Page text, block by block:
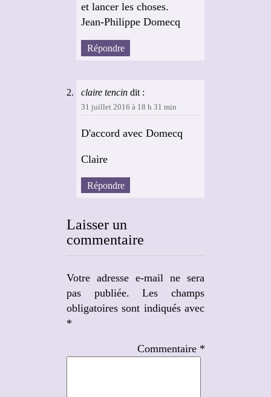
et lancer les choses.
Jean-Philippe Domecq
Répondre
claire tencin dit :
31 juillet 2016 à 18 h 31 min
D'accord avec Domecq
Claire
Répondre
Laisser un
commentaire
Votre adresse e-mail ne sera
pas publiée.
Les champs
obligatoires sont indiqués avec
*
Commentaire *